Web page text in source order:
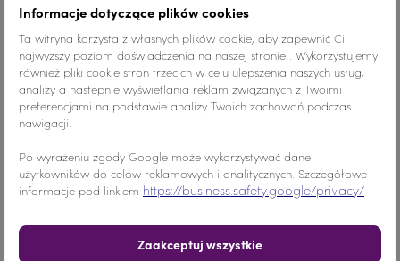
Kolor Cytrynowy
Materiał Szkło
Nr.Kategorii 601b
Dodaj do koszyka
Informacje dotyczące plików cookies
Ta witryna korzysta z własnych plików cookie, aby zapewnić Ci
najwyższy poziom doświadczenia na naszej stronie . Wykorzystujemy
również pliki cookie stron trzecich w celu ulepszenia naszych usług,
analizy a nastepnie wyświetlania reklam związanych z Twoimi
preferencjami na podstawie analizy Twoich zachowań podczas
nawigacji.
Po wyrażeniu zgody Google może wykorzystywać dane
użytkowników do celów reklamowych i analitycznych. Szczegółowe
informacje pod linkiem https://business.safety.google/privacy/
Zaakceptuj wszystkie